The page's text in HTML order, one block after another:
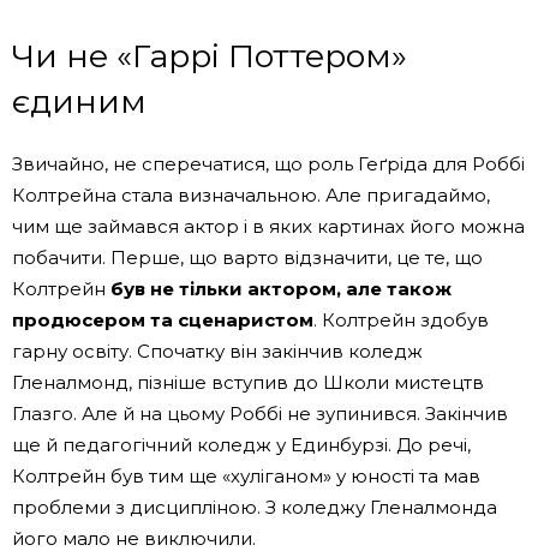
Чи не «Гаррі Поттером»
єдиним
Звичайно, не сперечатися, що роль Геґріда для Роббі
Колтрейна стала визначальною. Але пригадаймо,
чим ще займався актор і в яких картинах його можна
побачити. Перше, що варто відзначити, це те, що
Колтрейн був не тільки актором, але також
продюсером та сценаристом. Колтрейн здобув
гарну освіту. Спочатку він закінчив коледж
Гленалмонд, пізніше вступив до Школи мистецтв
Глазго. Але й на цьому Роббі не зупинився. Закінчив
ще й педагогічний коледж у Единбурзі. До речі,
Колтрейн був тим ще «хуліганом» у юності та мав
проблеми з дисципліною. З коледжу Гленалмонда
його мало не виключили.